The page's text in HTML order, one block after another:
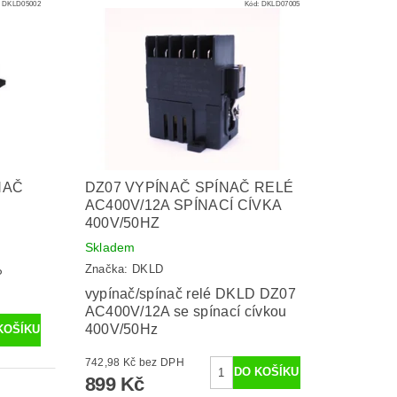
DKLD05002 Kód: DKLD07005
DZ07 VYPÍNAČ SPÍNAČ RELÉ
AC400V/12A SPÍNACÍ CÍVKA
400V/50HZ
Skladem
Značka: DKLD
vypínač/spínač relé DKLD DZ07
AC400V/12A se spínací cívkou
400V/50Hz
742,98 Kč bez DPH
899 Kč